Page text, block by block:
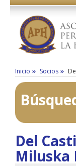
Inicio Socios
Del
Miluska